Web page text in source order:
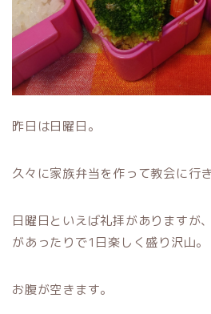
昨日は日曜日。
久々に家族弁当を作って教会に行き
日曜日といえば礼拝がありますが
があったりで1日楽しく盛り沢山。
お腹が空きます。